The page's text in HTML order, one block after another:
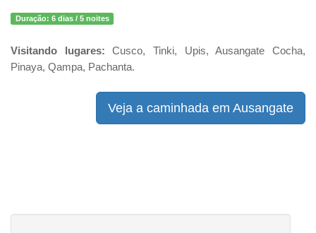
Duração: 6 dias / 5 noites
Visitando lugares: Cusco, Tinki, Upis, Ausangate Cocha,
Pinaya, Qampa, Pachanta.
Veja a caminhada em Ausangate